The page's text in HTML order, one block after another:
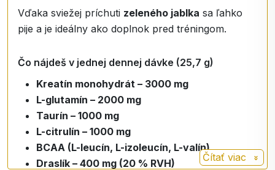
Vďaka sviežej príchuti zeleného jablka sa ľahko
pije a je ideálny ako doplnok pred tréningom.
Čo nájdeš v jednej dennej dávke (25,7 g)
Kreatín monohydrát – 3000 mg
L-glutamín – 2000 mg
Taurín – 1000 mg
L-citrulín – 1000 mg
BCAA (L-leucín, L-izoleucín, L-valín)
Draslík – 400 mg (20 % RVH)
Čítať viac